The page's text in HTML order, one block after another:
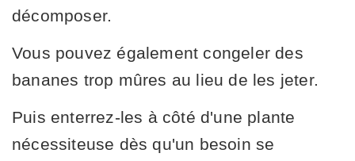
décomposer.
Vous pouvez également congeler des
bananes trop mûres au lieu de les jeter.
Puis enterrez-les à côté d'une plante
nécessiteuse dès qu'un besoin se